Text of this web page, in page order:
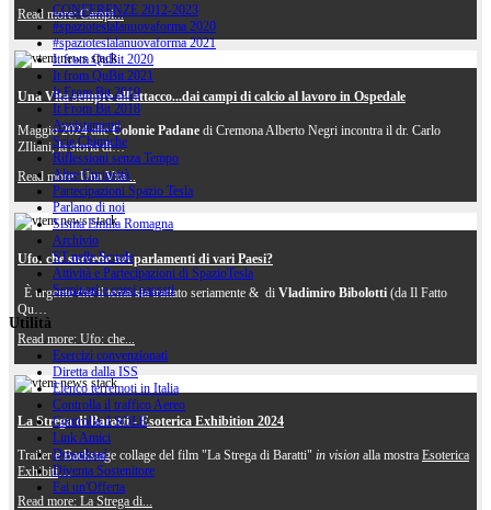
Read more: Campi...
Una Vita sempre all'attacco...dai campi di calcio al lavoro in Ospedale
Maggio 2024 alleColonie Padane di Cremona Alberto Negri incontra il dr. Carlo
ZIliani, la storia di…
Read more: Una Vita...
Ufo: che succede nei parlamenti di vari Paesi?
È urgente che il tema sia trattato seriamente & di Vladimiro Bibolotti (da Il Fatto
Qu…
Read more: Ufo: che...
La Strega di Baratti - Esoterica Exhibition 2024
Trailer e Backstage collage del film "La Strega di Baratti" in vision alla mostra Esoterica
Exhibiti…
Read more: La Strega di...
CONFERENZE 2012-2023
#spazioteslalanuovaforma 2020
#spazioteslalanuovaforma 2021
It from QuBit 2020
It from QuBit 2021
It From Bit 2019
It From Bit 2018
Avvistamenti
Scie Chimiche
Riflessioni senza Tempo
Altre Curiosità
Partecipazioni Spazio Tesla
Parlano di noi
Sisma Emilia Romagna
Archivio
ST nelle Scuole
Attività e Partecipazioni di SpazioTesla
Seminari e corsi passati
Utilità
Esercizi convenzionati
Diretta dalla ISS
Elenco terremoti in Italia
Controlla il traffico Aereo
Controlla il SOLE
Link Amici
Download
Diventa Sostenitore
Fai un'Offerta